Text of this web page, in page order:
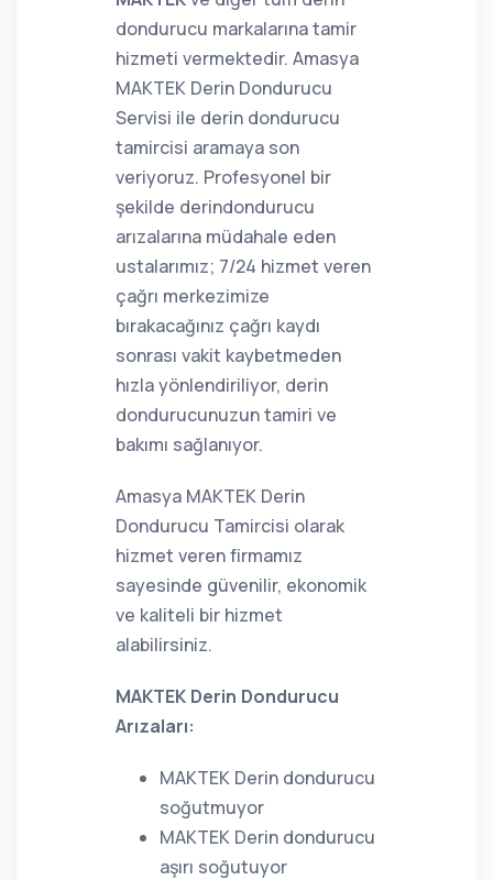
dondurucu markalarına tamir
hizmeti vermektedir. Amasya
MAKTEK Derin Dondurucu
Servisi ile derin dondurucu
tamircisi aramaya son
veriyoruz. Profesyonel bir
şekilde derindondurucu
arızalarına müdahale eden
ustalarımız; 7/24 hizmet veren
çağrı merkezimize
bırakacağınız çağrı kaydı
sonrası vakit kaybetmeden
hızla yönlendiriliyor, derin
dondurucunuzun tamiri ve
bakımı sağlanıyor.
Amasya MAKTEK Derin
Dondurucu Tamircisi olarak
hizmet veren firmamız
sayesinde güvenilir, ekonomik
ve kaliteli bir hizmet
alabilirsiniz.
MAKTEK Derin Dondurucu
Arızaları:
MAKTEK Derin dondurucu
soğutmuyor
MAKTEK Derin dondurucu
aşırı soğutuyor